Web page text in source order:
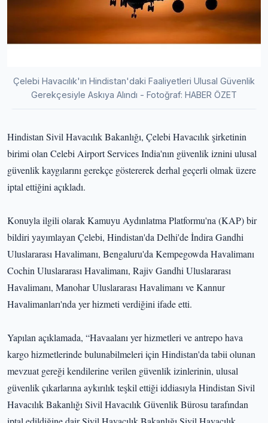
Çelebi Havacılık'ın Hindistan'daki Faaliyetleri Ulusal Güvenlik
Gerekçesiyle Askıya Alındı - Fotoğraf: HABER ÖZET
Hindistan Sivil Havacılık Bakanlığı, Çelebi Havacılık şirketinin
birimi olan Celebi Airport Services India'nın güvenlik iznini ulusal
güvenlik kaygılarını gerekçe göstererek derhal geçerli olmak üzere
iptal ettiğini açıkladı.
Konuyla ilgili olarak Kamuyu Aydınlatma Platformu'na (KAP) bir
bildiri yayımlayan Çelebi, Hindistan'da Delhi'de İndira Gandhi
Uluslararası Havalimanı, Bengaluru'da Kempegowda Havalimanı
Cochin Uluslararası Havalimanı, Rajiv Gandhi Uluslararası
Havalimanı, Manohar Uluslararası Havalimanı ve Kannur
Havalimanları'nda yer hizmeti verdiğini ifade etti.
Yapılan açıklamada, “Havaalanı yer hizmetleri ve antrepo hava
kargo hizmetlerinde bulunabilmeleri için Hindistan'da tabii olunan
mevzuat gereği kendilerine verilen güvenlik izinlerinin, ulusal
güvenlik çıkarlarına aykırılık teşkil ettiği iddiasıyla Hindistan Sivil
Havacılık Bakanlığı Sivil Havacılık Güvenlik Bürosu tarafından